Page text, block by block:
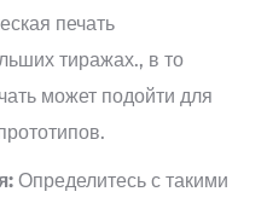
печать
тиражах., в то
может подойти для
Определитесь с такими